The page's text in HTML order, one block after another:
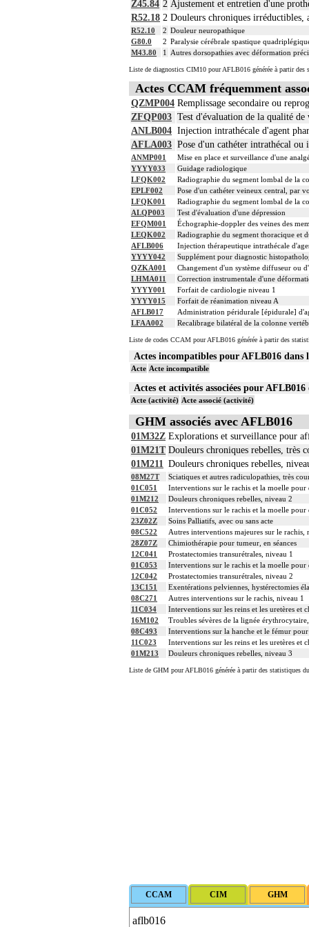
Z45.84 2 Ajustement et entretien d'une
R52.18 2 Douleurs chroniques irréductibles,
R52.10 2 Douleur neuropathique
G80.0
2 Paralysie cérébrale spastique
M43.80
1 Autres dorsopathies avec déformation
Liste de diagnostics CIM10 pour AFLB016 générée à partir des
Actes CCAM fréquemment
QZMP004 Remplissage secondaire ou
ZFQP003 Test d'évaluation de la qualité de
ANLB004 Injection intrathécale d'agent
AFLA003 Pose d'un cathéter intrathécal ou
ANMP001
Mise en place et surveillance d'une
YYYY033
Guidage radiologique
LFQK002
Radiographie du segment lombal de la
EPLF002
Pose d'un cathéter veineux central, par
LFQK001
Radiographie du segment lombal de la
ALQP003
Test d'évaluation d'une dépression
EFQM001
Échographie-doppler des veines des
LEQK002
Radiographie du segment thoracique et
AFLB006
Injection thérapeutique intrathécale
YYYY042
Supplément pour diagnostic
QZKA001
Changement d'un système diffuseur ou
LHMA011
Correction instrumentale d'une
YYYY001
Forfait de cardiologie niveau 1
YYYY015
Forfait de réanimation niveau A
AFLB017
Administration péridurale [épidurale]
LFAA002
Recalibrage bilatéral de la colonne
Liste de codes CCAM pour AFLB016 générée à partir des
Actes incompatibles pour AFLB016 dans
Acte Acte incompatible
Actes et activités associées pour
Acte (activité) Acte associé (activité)
GHM associés avec AFLB016
01M32Z Explorations et surveillance pour
01M21T Douleurs chroniques rebelles, très
01M211 Douleurs chroniques rebelles,
08M27T
Sciatiques et autres radiculopathies, très
01C051
Interventions sur le rachis et la moelle
01M212
Douleurs chroniques rebelles, niveau 2
01C052
Interventions sur le rachis et la moelle
23Z02Z
Soins Palliatifs, avec ou sans acte
08C522
Autres interventions majeures sur le rachis,
28Z07Z
Chimiothérapie pour tumeur, en séances
12C041
Prostatectomies transurétrales, niveau 1
01C053
Interventions sur le rachis et la moelle
12C042
Prostatectomies transurétrales, niveau 2
13C151
Exentérations pelviennes, hystérectomies
08C271
Autres interventions sur le rachis, niveau 1
11C034
Interventions sur les reins et les uretères
16M102
Troubles sévères de la lignée
08C493
Interventions sur la hanche et le fémur
11C023
Interventions sur les reins et les uretères
01M213
Douleurs chroniques rebelles, niveau 3
Liste de GHM pour AFLB016 générée à partir des statistiques